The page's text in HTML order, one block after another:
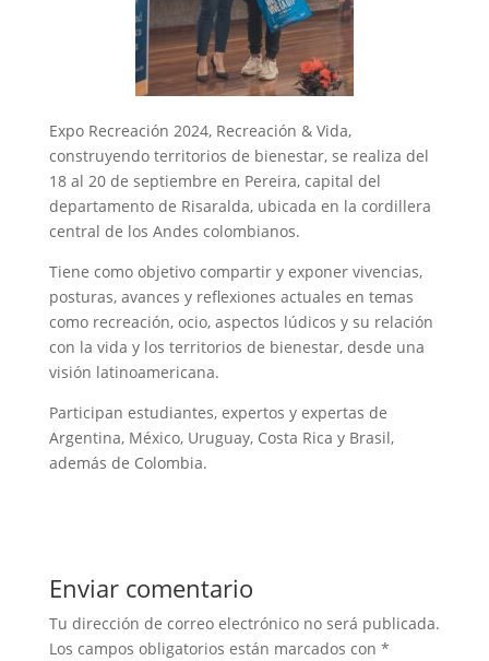
Expo Recreación 2024, Recreación & Vida,
construyendo territorios de bienestar, se realiza del
18 al 20 de septiembre en Pereira, capital del
departamento de Risaralda, ubicada en la cordillera
central de los Andes colombianos.
Tiene como objetivo compartir y exponer vivencias,
posturas, avances y reflexiones actuales en temas
como recreación, ocio, aspectos lúdicos y su relación
con la vida y los territorios de bienestar, desde una
visión latinoamericana.
Participan estudiantes, expertos y expertas de
Argentina, México, Uruguay, Costa Rica y Brasil,
además de Colombia.
Enviar comentario
Tu dirección de correo electrónico no será publicada.
Los campos obligatorios están marcados con *